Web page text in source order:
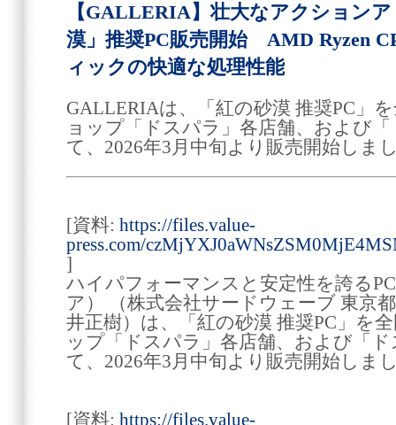
【GALLERIA】壮大なアクション
漠」推奨PC販売開始 AMD Ryzen
ィックの快適な処理性能
GALLERIAは、「紅の砂漠 推奨PC」
ョップ「ドスパラ」各店舗、および
て、2026年3月中旬より販売開始しま
[資料: https://files.value-
press.com/
]
ハイパフォーマンスと安定性を誇る
ア） （株式会社サードウェーブ 東京
井正樹）は、「紅の砂漠 推奨PC」を
ップ「ドスパラ」各店舗、および「
て、2026年3月中旬より販売開始しま
[資料: https://files.value-